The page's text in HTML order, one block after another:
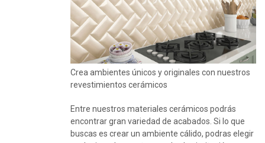
Crea ambientes únicos y originales con nuestros
revestimientos cerámicos
Entre nuestros materiales cerámicos podrás
encontrar gran variedad de acabados. Si lo que
buscas es crear un ambiente cálido, podras elegir